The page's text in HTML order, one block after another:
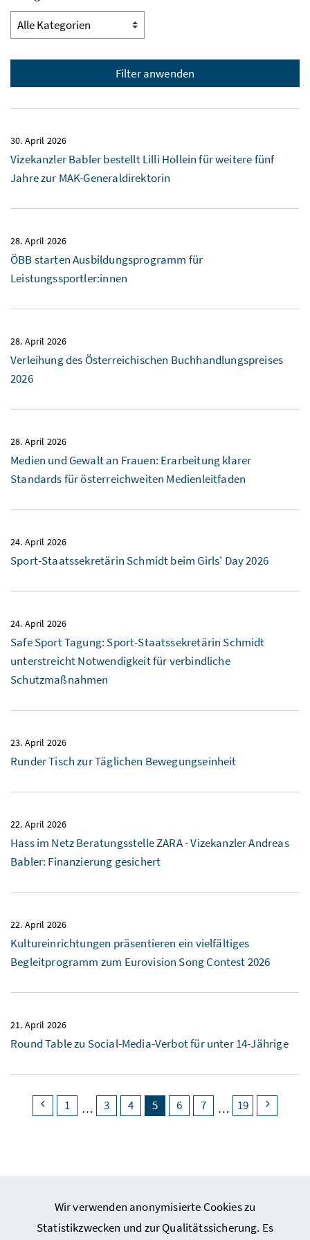
Wir verwenden anonymisierte Cookies zu
Statistikzwecken und zur Qualitätssicherung. Es
Filter anwenden
30. April 2026
Vizekanzler Babler bestellt Lilli Hollein für weitere fünf
Jahre zur MAK-Generaldirektorin
28. April 2026
ÖBB starten Ausbildungsprogramm für
Leistungssportler:innen
28. April 2026
Verleihung des Österreichischen Buchhandlungspreises
2026
28. April 2026
Medien und Gewalt an Frauen: Erarbeitung klarer
Standards für österreichweiten Medienleitfaden
24. April 2026
Sport-Staatssekretärin Schmidt beim Girls' Day 2026
24. April 2026
Safe Sport Tagung: Sport-Staatssekretärin Schmidt
unterstreicht Notwendigkeit für verbindliche
Schutzmaßnahmen
23. April 2026
Runder Tisch zur Täglichen Bewegungseinheit
22. April 2026
Hass im Netz Beratungsstelle ZARA - Vizekanzler Andreas
Babler: Finanzierung gesichert
22. April 2026
Kultureinrichtungen präsentieren ein vielfältiges
Begleitprogramm zum Eurovision Song Contest 2026
21. April 2026
Round Tablezu Social-Media-Verbot für unter 14-Jährige
vorherige Seite
Seite
1 Seite
3 Seite
4 Seite
5(aktuell)
Seite
6 Seite
7 Seite
19
Webseiten Kunst und Kultur